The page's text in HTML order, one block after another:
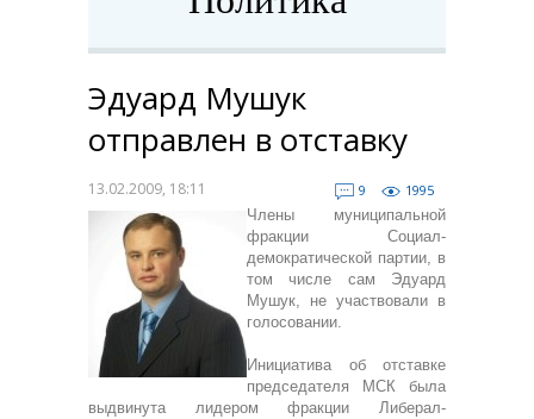
Эдуард Мушук
отправлен в отставку
13.02.2009, 18:11 9
1995
Члены муниципальной
фракции Социал-
демократической партии, в
том числе сам Эдуард
Мушук, не участвовали в
голосовании.
Инициатива об отставке
председателя МСК была
выдвинута лидером фракции Либерал-